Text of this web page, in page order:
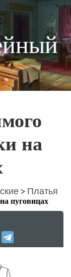
на
> Платья
пуговицах